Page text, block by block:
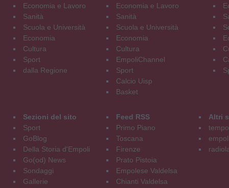
Economia e Lavoro
Sanità
Scuola e Università
Economia
Cultura
Sport
dalla Regione
Economia e Lavoro
Sanità
Scuola e Università
Economia
Cultura
EmpoliChannel
Sport
Calcio Uisp
Basket
Sezioni del sito
Sport
GoBlog
Della Storia d'Empoli
Go(od) News
Sondaggi
Gallerie
Feed RSS
Primo Piano
Toscana
Firenze
Prato Pistoia
Empolese Valdelsa
Chianti Valdelsa
Altri